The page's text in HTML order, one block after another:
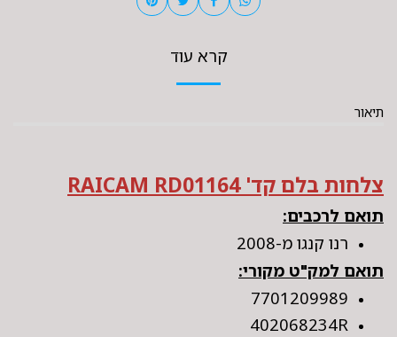
קרא עוד
תיאור
צלחות בלם קד' RAICAM RD01164
תואם לרכבים:
רנו קנגו מ-2008
תואם למק"ט מקורי:
7701209989
402068234R